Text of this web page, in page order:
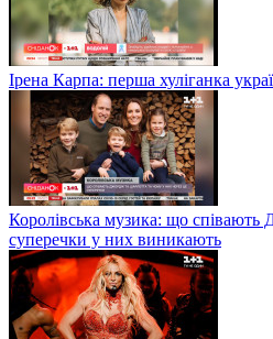
Ірена Карпа: перша хуліганка
Королівська музика: що співають
суперечки у них виникають